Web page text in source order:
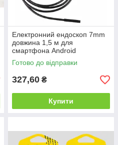
Електронний ендоскоп 7mm
довжина 1,5 м для
смартфона Android
Готово до відправки
327,60 ₴
Купити